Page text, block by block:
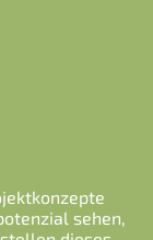
sehen,